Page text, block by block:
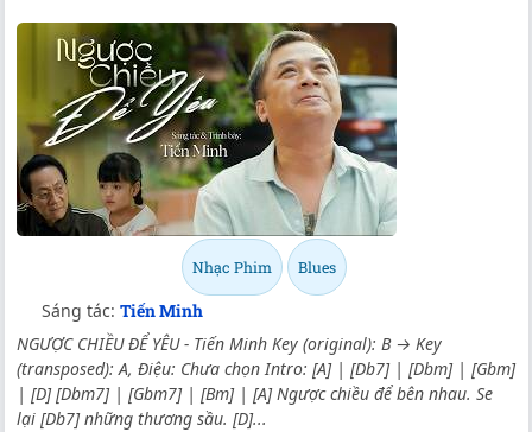
Nhạc Phim Blues
Sáng tác: Tiến Minh
NGƯỢC CHIỀU ĐỂ YÊU - Tiến Minh Key (original): B → Key
(transposed): A, Điệu: Chưa chọn Intro: [A] | [Db7] | [Dbm] | [Gbm]
| [D] [Dbm7] | [Gbm7] | [Bm] | [A] Ngược chiều để bên nhau. Se
lại [Db7] những thương sầu. [D]...